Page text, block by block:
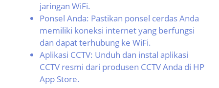
jaringan WiFi.
Ponsel Anda: Pastikan ponsel cerdas Anda
memiliki koneksi internet yang berfungsi
dan dapat terhubung ke WiFi.
Aplikasi CCTV: Unduh dan instal aplikasi
CCTV resmi dari produsen CCTV Anda di HP
App Store.